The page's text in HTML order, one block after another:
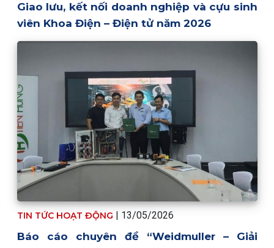
Giao lưu, kết nối doanh nghiệp và cựu sinh
viên Khoa Điện – Điện tử năm 2026
TIN TỨC HOẠT ĐỘNG | 13/05/2026
Báo cáo chuyên đề “Weidmuller – Giải